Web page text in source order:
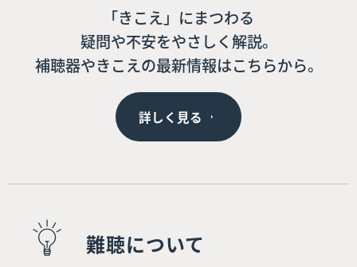
「きこえ」にまつわる
疑問や不安をやさしく解説。
補聴器やきこえの最新情報はこちらから。
詳しく見る
難聴について